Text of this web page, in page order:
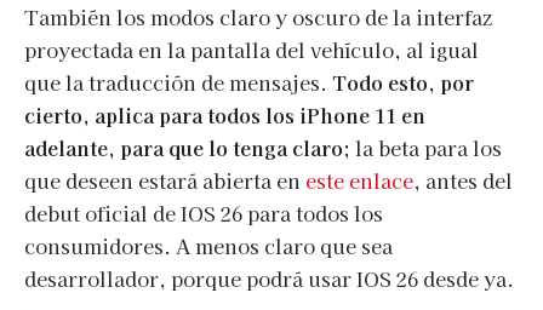
También los modos claro y oscuro de la interfaz
proyectada en la pantalla del vehículo, al igual
que la traducción de mensajes. Todo esto, por
cierto, aplica para todos los iPhone 11 en
adelante, para que lo tenga claro; la beta para los
que deseen estará abierta en este enlace, antes del
debut oficial de IOS 26 para todos los
consumidores. A menos claro que sea
desarrollador, porque podrá usar IOS 26 desde ya.